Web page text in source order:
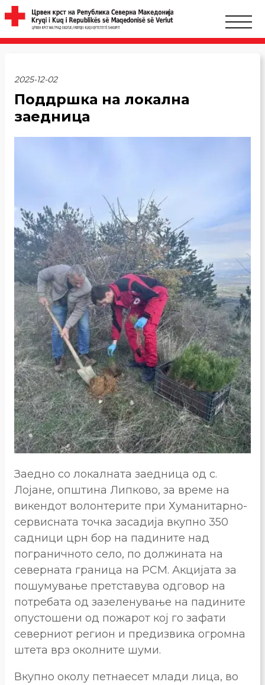
2025-12-02
Поддршка на локална
заедница
Заедно со локалната заедница од с.
Лојане, општина Липково, за време на
викендот волонтерите при Хуманитарно-
сервисната точка засадија вкупно 350
садници црн бор на падините над
пограничното село, по должината на
северната граница на РСМ. Акцијата за
пошумување претставува одговор на
потребата од зазеленување на падините
опустошени од пожарот кој го зафати
северниот регион и предизвика огромна
штета врз околните шуми.
Вкупно околу петнаесет млади лица, во